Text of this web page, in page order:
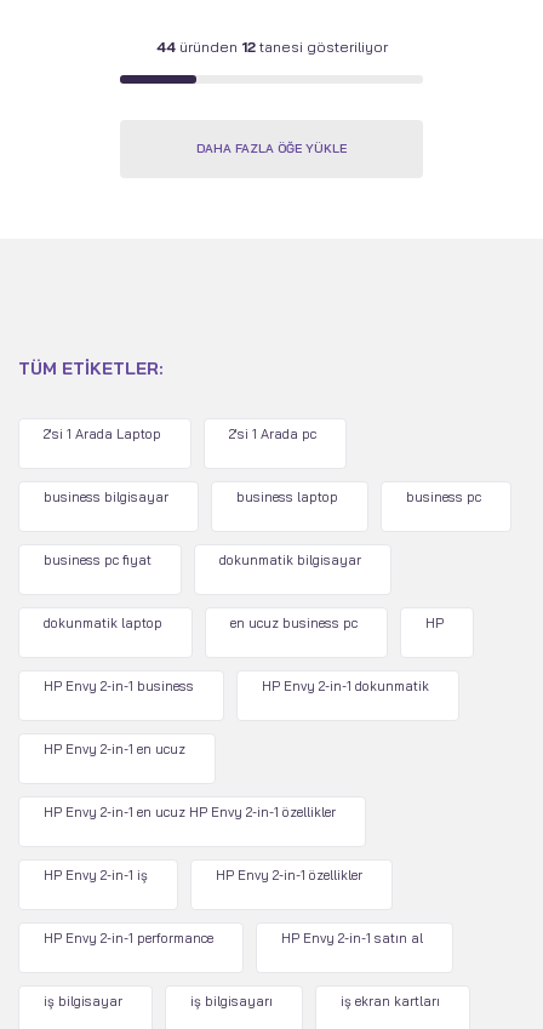
44üründen 12tanesi gösteriliyor
DAHA FAZLA ÖĞE YÜKLE
TÜM ETIKETLER:
2'si 1 Arada Laptop 2'si 1 Arada pc
business bilgisayar business laptop business pc
business pc fiyat dokunmatik bilgisayar
dokunmatik laptop en ucuz business pc HP
HP Envy 2-in-1 business HP Envy 2-in-1 dokunmatik
HP Envy 2-in-1 en ucuz
HP Envy 2-in-1 en ucuz HP Envy 2-in-1 özellikler
HP Envy 2-in-1 iş HP Envy 2-in-1 özellikler
HP Envy 2-in-1 performance HP Envy 2-in-1 satın al
iş bilgisayar iş bilgisayarı iş ekran kartları